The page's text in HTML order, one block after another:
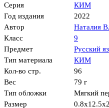
Серия
КИМ
Год издания
2022
Автор
Наталия
Класс
9
Предмет
Русский
Тип материала
КИМ
Кол-во стр.
96
Вес
79 г
Тип обложки
Мягкий
Размер